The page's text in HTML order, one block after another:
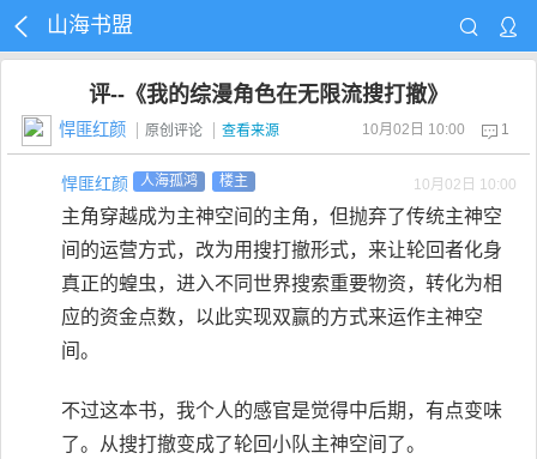
山海书盟
评--《我的综漫角色在无限流搜打撤》
悍匪红颜 原创评论 查看来源 10月02日 10:00 1
悍匪红颜 人海孤鸿 楼主 10月02日 10:00
主角穿越成为主神空间的主角，但抛弃了传统主神空
间的运营方式，改为用搜打撤形式，来让轮回者化身
真正的蝗虫，进入不同世界搜索重要物资，转化为相
应的资金点数，以此实现双赢的方式来运作主神空
间。
不过这本书，我个人的感官是觉得中后期，有点变味
了。从搜打撤变成了轮回小队主神空间了。